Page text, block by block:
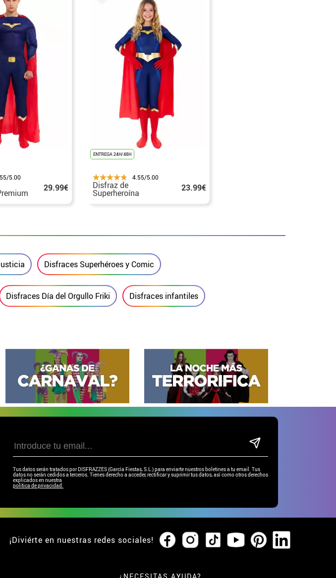
5.00
29.99€
ENTREGA 24H/48H
4.55/5.00
Disfraz de
Superheroína
Premium para niña
23.99€
Disfraces Superhéroes y Comic
Disfraces Día del Orgullo Friki Disfraces infantiles
Tus datos serán tratados por DISFRAZZES (García Fiestas, S.L.) para enviarte nuestros boletines a tu email. Tus
datos no serán cedidos a terceros. Tienes derecho a acceder, rectificar y suprimir tus datos, así como otros derechos
explicados en nuestra
política de privacidad.
¡Diviérte en nuestras redes sociales!